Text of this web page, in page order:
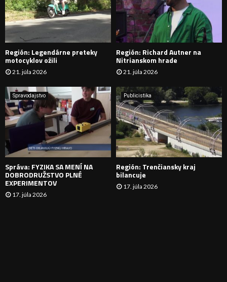
D
A
N
I
E
Región: Legendárne preteky
motocyklov ožili
21. júla 2026
Región: Richard Autner na
Nitrianskom hrade
21. júla 2026
Spravodajstvo
Správa: FYZIKA SA MENÍ NA
DOBRODRUŽSTVO PLNÉ
EXPERIMENTOV
17. júla 2026
Publicistika
Región: Trenčiansky kraj
bilancuje
17. júla 2026